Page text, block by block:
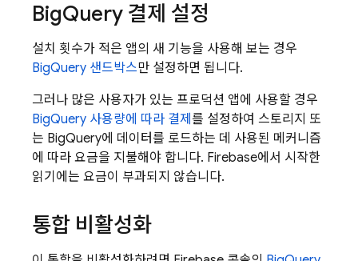
BigQuery 결제 설정
설치 횟수가 적은 앱의 새 기능을 사용해 보는 경우
BigQuery 샌드박스만 설정하면 됩니다.
그러나 많은 사용자가 있는 프로덕션 앱에 사용할 경우
BigQuery 사용량에 따라 결제 를 설정하여 스토리지 또
는 BigQuery에 데이터를 로드하는 데 사용된 메커니즘
에 따라 요금을 지불해야 합니다. Firebase에서 시작한
읽기에는 요금이 부과되지 않습니다.
통합 비활성화